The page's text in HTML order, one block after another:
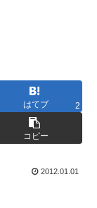
はてブ 2
コピー
2012.01.01